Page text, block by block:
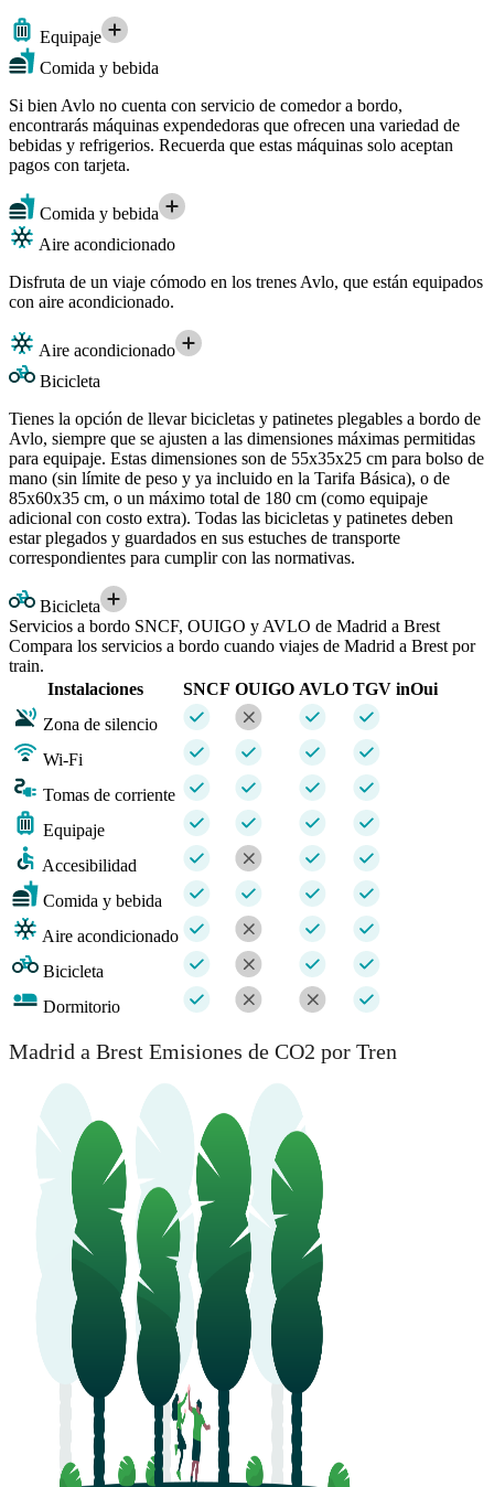
Equipaje
Comida y bebida
Si bien Avlo no cuenta con servicio de comedor a bordo,
encontrarás máquinas expendedoras que ofrecen una variedad de
bebidas y refrigerios. Recuerda que estas máquinas solo aceptan
pagos con tarjeta.
Comida y bebida
Aire acondicionado
Disfruta de un viaje cómodo en los trenes Avlo, que están equipados
con aire acondicionado.
Aire acondicionado
Bicicleta
Tienes la opción de llevar bicicletas y patinetes plegables a bordo de
Avlo, siempre que se ajusten a las dimensiones máximas permitidas
para equipaje. Estas dimensiones son de 55x35x25 cm para bolso de
mano (sin límite de peso y ya incluido en la Tarifa Básica), o de
85x60x35 cm, o un máximo total de 180 cm (como equipaje
adicional con costo extra). Todas las bicicletas y patinetes deben
estar plegados y guardados en sus estuches de transporte
correspondientes para cumplir con las normativas.
Bicicleta
Servicios a bordo SNCF, OUIGO y AVLO de Madrid a Brest
Compara los servicios a bordo cuando viajes de Madrid a Brest por
train.
Instalaciones
SNCF OUIGO AVLO TGV inOui
Zona de silencio
Wi-Fi
Tomas de corriente
Equipaje
Accesibilidad
Comida y bebida
Aire acondicionado
Bicicleta
Dormitorio
Madrid a Brest Emisiones de CO2 por Tren